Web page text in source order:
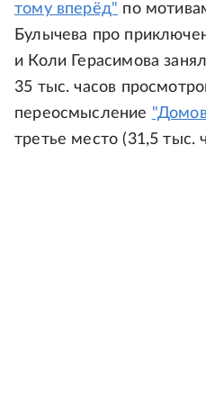
тому вперёд" по
Булычева про
и Коли Герасимова
35 тыс. часов
переосмысление
третье место (31,5 тыс.